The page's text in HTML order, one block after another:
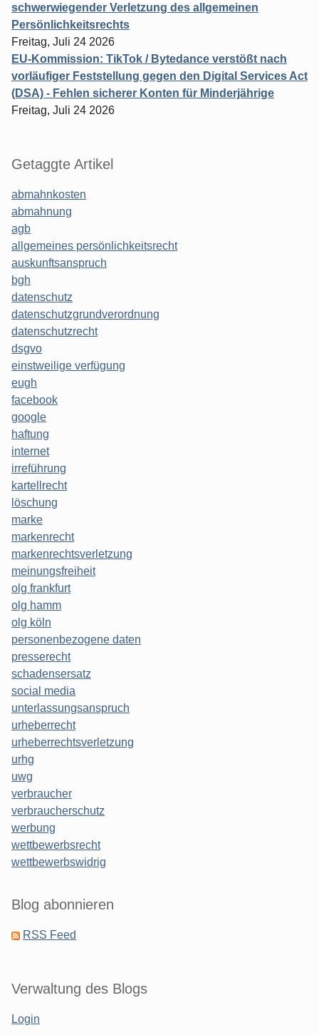
schwerwiegender Verletzung des allgemeinen
Persönlichkeitsrechts
Freitag, Juli 24 2026
EU-Kommission: TikTok / Bytedance verstößt nach
vorläufiger Feststellung gegen den Digital Services Act
(DSA) - Fehlen sicherer Konten für Minderjährige
Freitag, Juli 24 2026
Getaggte Artikel
abmahnkosten
abmahnung
agb
allgemeines persönlichkeitsrecht
auskunftsanspruch
bgh
datenschutz
datenschutzgrundverordnung
datenschutzrecht
dsgvo
einstweilige verfügung
eugh
facebook
google
haftung
internet
irreführung
kartellrecht
löschung
marke
markenrecht
markenrechtsverletzung
meinungsfreiheit
olg frankfurt
olg hamm
olg köln
personenbezogene daten
presserecht
schadensersatz
social media
unterlassungsanspruch
urheberrecht
urheberrechtsverletzung
urhg
uwg
verbraucher
verbraucherschutz
werbung
wettbewerbsrecht
wettbewerbswidrig
Blog abonnieren
RSS Feed
Verwaltung des Blogs
Login